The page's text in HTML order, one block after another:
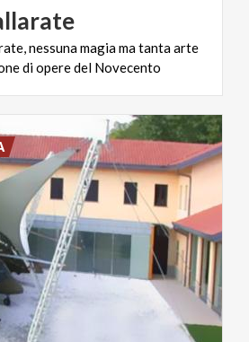
nessunamagiamatantaarte
dioperedel Novecento